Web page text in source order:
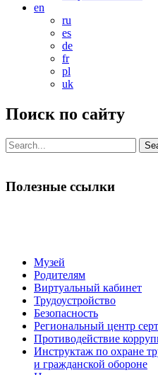
en
ru
es
de
fr
pl
uk
Поиск по сайту
Search
for:
Полезные ссылки
Музей
Родителям
Виртуальный кабинет
Трудоустройство
Безопасность
Региональный центр
Противодействие
Инструктаж по охране
и гражданской обороне